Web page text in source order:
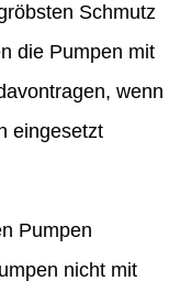
Schmutz
die Pumpen mit
wenn
eingesetzt
Pumpen
nicht mit